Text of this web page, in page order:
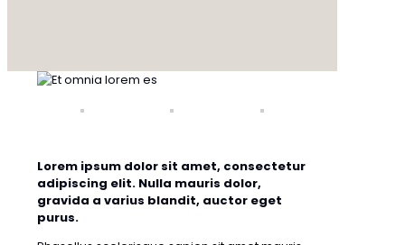
Lorem ipsum dolor sit amet, consectetur
adipiscing elit. Nulla mauris dolor,
gravida a varius blandit, auctor eget
purus.